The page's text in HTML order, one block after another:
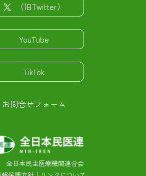
（旧Twitter）
YouTube
TikTok
お問合せフォーム
全日本民主医療機関連合会